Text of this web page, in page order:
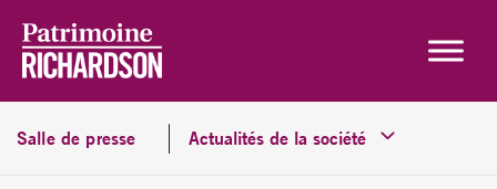
Salle de presse Actualités de la société